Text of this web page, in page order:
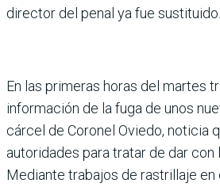
director del penal ya fue sustituido.
En las primeras horas del martes
información de la fuga de unos
cárcel de Coronel Oviedo, noticia
autoridades para tratar de dar con
Mediante trabajos de rastrillaje